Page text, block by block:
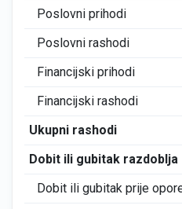
Poslovni prihodi
Poslovni rashodi
Financijski prihodi
Financijski rashodi
Ukupni rashodi
Dobit ili gubitak razdoblja
Dobit ili gubitak prije